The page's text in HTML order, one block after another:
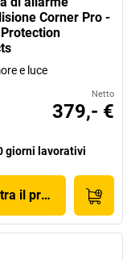
su 24.
Corner Pro -
e luce
Netto
379,- €
giorni lavorativi
il prodotto